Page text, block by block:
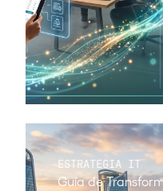
ESTRATEGIA IT
Guía de